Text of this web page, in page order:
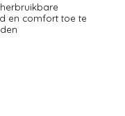
en comfort toe te